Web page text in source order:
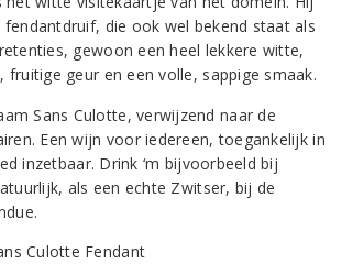
die ook wel bekend staat als
gewoon een heel lekkere witte,
fruitige geur en een volle, sappige smaak.
Sans Culotte, verwijzend naar de
Een wijn voor iedereen, toegankelijk in
inzetbaar. Drink ‘m bijvoorbeeld bij
als een echte Zwitser, bij de